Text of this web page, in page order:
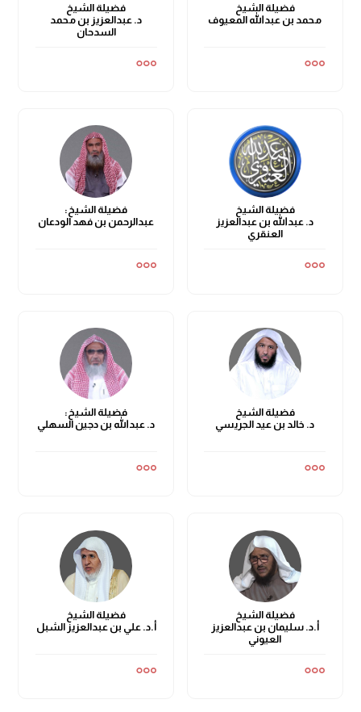
فضيلة الشيخ
محمد بن عبدالله المعيوف
فضيلة الشيخ
د. عبدالعزيز بن محمد
السدحان
فضيلة الشيخ
د. عبدالله بن عبدالعزيز
العنقري
فضيلة الشيخ:
عبدالرحمن بن فهد الودعان
فضيلة الشيخ
د. خالد بن عيد الجريسي
فضيلة الشيخ:
د. عبدالله بن دجين السهلي
فضيلة الشيخ
أ.د. سليمان بن عبدالعزيز
العيوني
فضيلة الشيخ
أ.د. علي بن عبدالعزيز الشبل